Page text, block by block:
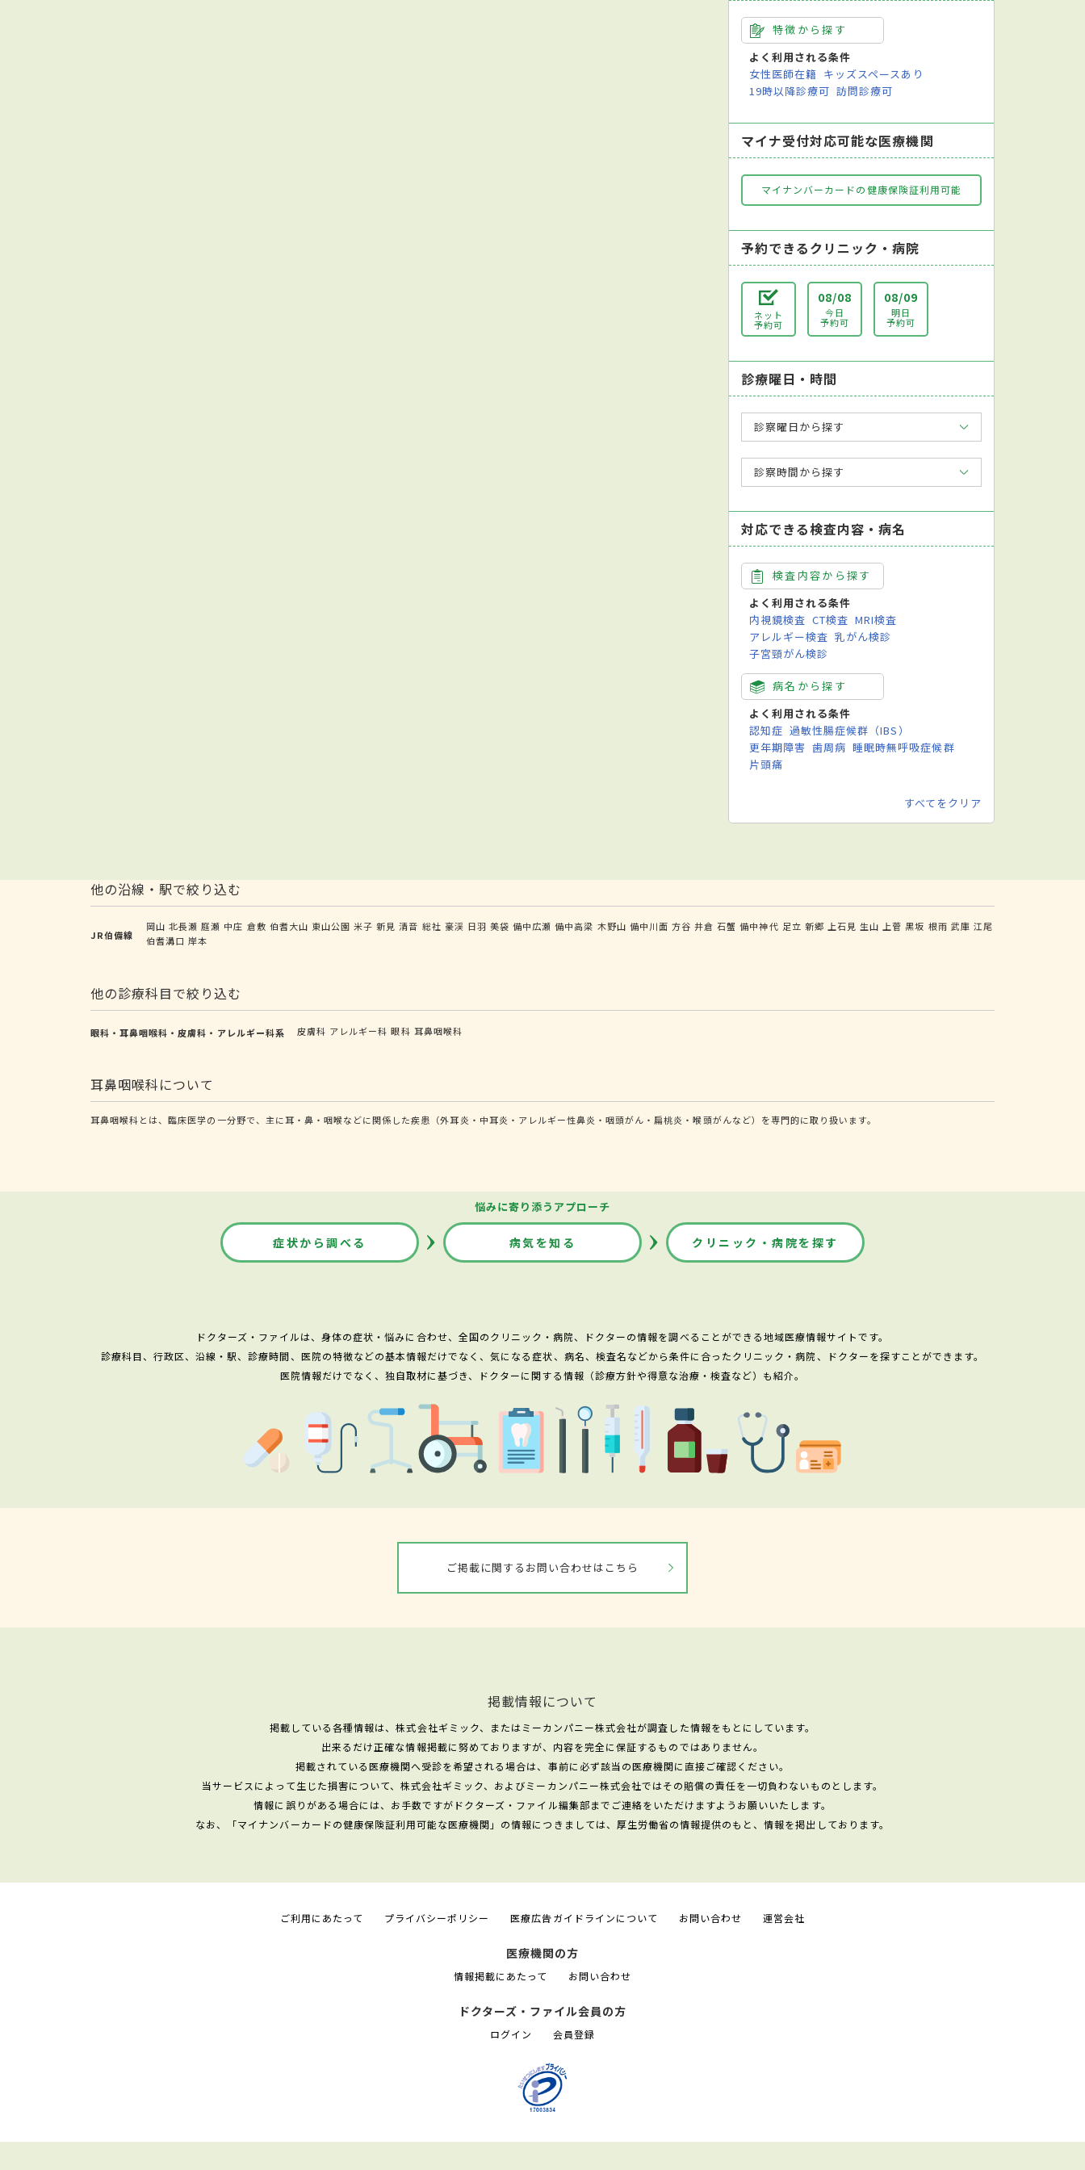
特徴から探す
よく利用される条件
女性医師在籍 キッズスペースあり
19時以降診療可 訪問診療可
マイナ受付対応可能な医療機関
マイナンバーカードの健康保険証利用可能
予約できるクリニック・病院
ネット
予約可
08/08
今日
予約可
08/09
明日
予約可
診療曜日・時間
診察曜日から探す
診察時間から探す
対応できる検査内容・病名
検査内容から探す
よく利用される条件
内視鏡検査 CT検査 MRI検査
アレルギー検査 乳がん検診
子宮頸がん検診
病名から探す
よく利用される条件
認知症 過敏性腸症候群（IBS）
更年期障害 歯周病 睡眠時無呼吸症候群
片頭痛
すべてをクリア
他の沿線・駅で絞り込む
JR伯備線
岡山 北長瀬 庭瀬 中庄 倉敷 伯耆大山 東山公園 米子 新見 清音 総社 豪渓 日羽 美袋 備中広瀬 備中高梁 木野山 備中川面 方谷 井倉 石蟹 備中神代 足立 新郷 上石見 生山 上菅 黒坂 根雨 武庫 江尾
伯耆溝口 岸本
他の診療科目で絞り込む
眼科・耳鼻咽喉科・皮膚科・アレルギー科系 皮膚科 アレルギー科 眼科 耳鼻咽喉科
耳鼻咽喉科について
耳鼻咽喉科とは、臨床医学の一分野で、主に耳・鼻・咽喉などに関係した疾患（外耳炎・中耳炎・アレルギー性鼻炎・咽頭がん・扁桃炎・喉頭がんなど）を専門的に取り扱います。
悩みに寄り添うアプローチ
症状から調べる 病気を知る クリニック・病院を探す
ドクターズ・ファイルは、身体の症状・悩みに合わせ、全国のクリニック・病院、ドクターの情報を調べることができる地域医療情報サイトです。
診療科目、行政区、沿線・駅、診療時間、医院の特徴などの基本情報だけでなく、気になる症状、病名、検査名などから条件に合ったクリニック・病院、ドクターを探すことができます。
医院情報だけでなく、独自取材に基づき、ドクターに関する情報（診療方針や得意な治療・検査など）も紹介。
ご掲載に関するお問い合わせはこちら
掲載情報について
掲載している各種情報は、株式会社ギミック、またはミーカンパニー株式会社が調査した情報をもとにしています。
出来るだけ正確な情報掲載に努めておりますが、内容を完全に保証するものではありません。
掲載されている医療機関へ受診を希望される場合は、事前に必ず該当の医療機関に直接ご確認ください。
当サービスによって生じた損害について、株式会社ギミック、およびミーカンパニー株式会社ではその賠償の責任を一切負わないものとします。
情報に誤りがある場合には、お手数ですがドクターズ・ファイル編集部までご連絡をいただけますようお願いいたします。
なお、「マイナンバーカードの健康保険証利用可能な医療機関」の情報につきましては、厚生労働省の情報提供のもと、情報を掲出しております。
ご利用にあたって プライバシーポリシー 医療広告ガイドラインについて お問い合わせ 運営会社
医療機関の方
情報掲載にあたって お問い合わせ
ドクターズ・ファイル会員の方
ログイン 会員登録